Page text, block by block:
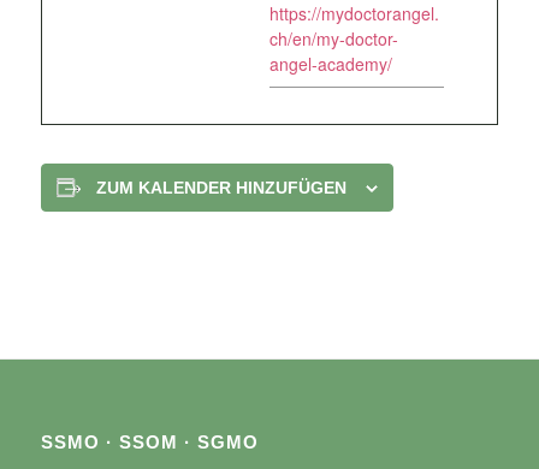
https://mydoctorangel.
ch/en/my-doctor-
angel-academy/
ZUM KALENDER HINZUFÜGEN
SSMO · SSOM · SGMO